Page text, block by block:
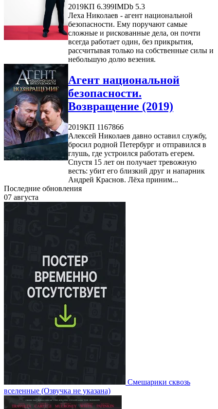
2019КП 6.399IMDb 5.3
Леха Николаев - агент национальной
безопасности. Ему поручают самые
сложные и рискованные дела, он почти
всегда работает один, без прикрытия,
рассчитывая только на собственные силы и
небольшую долю везения.
Агент национальной
безопасности.
Возвращение (2019)
2019КП 1167866
Алексей Николаев давно оставил службу,
бросил родной Петербург и отправился в
глушь, где устроился работать егерем.
Спустя 15 лет он получает тревожную
весть: убит его близкий друг и напарник
Андрей Краснов. Лёха приним...
Последние обновления
07 августа
Смешарики сквозь
вселенные (Озвучка не указана)